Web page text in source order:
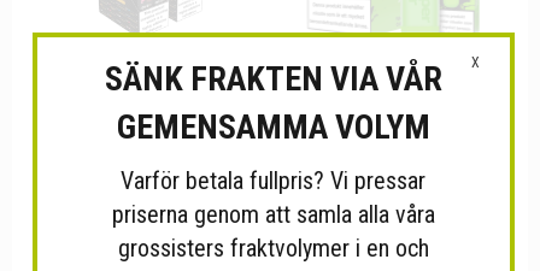
800...
Candy...
X
SÄNK FRAKTEN VIA VÅR
GEMENSAMMA VOLYM
Varför betala fullpris? Vi pressar
priserna genom att samla alla våra
grossisters fraktvolymer i en och